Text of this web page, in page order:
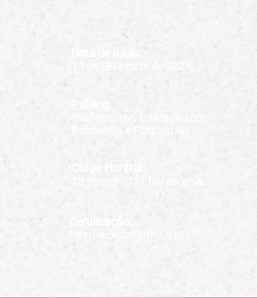
13 meses - 171 horas/aula
Certificação: